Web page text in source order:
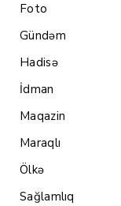
Foto
Gündəm
Hadisə
İdman
Maqazin
Maraqlı
Ölkə
Sağlamlıq